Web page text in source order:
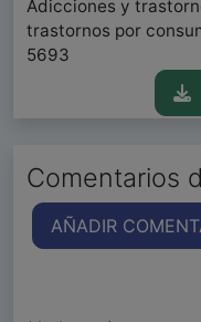
Adicciones y
trastornos por
5693
Comentarios
AÑADIR